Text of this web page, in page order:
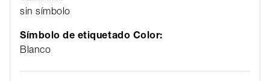
sin símbolo
Símbolo de etiquetado Color:
Blanco